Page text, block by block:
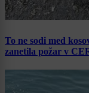
To ne sodi med
zanetila požar v